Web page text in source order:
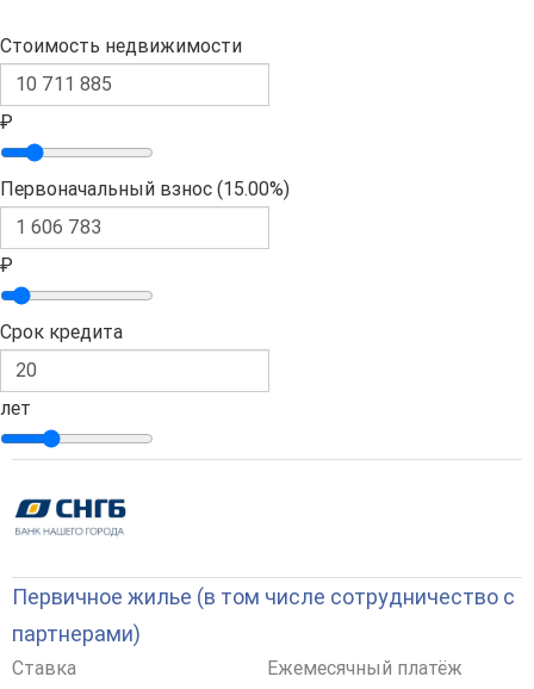
Стоимость недвижимости
₽
Первоначальный взнос (15.00%)
₽
Срок кредита
лет
Первичное жилье (в том числе сотрудничество с
партнерами)
Ставка
Ежемесячный платёж